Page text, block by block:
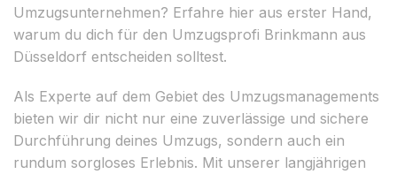
Umzugsunternehmen? Erfahre hier aus erster Hand,
warum du dich für den Umzugsprofi Brinkmann aus
Düsseldorf entscheiden solltest.
Als Experte auf dem Gebiet des Umzugsmanagements
bieten wir dir nicht nur eine zuverlässige und sichere
Durchführung deines Umzugs, sondern auch ein
rundum sorgloses Erlebnis. Mit unserer langjährigen